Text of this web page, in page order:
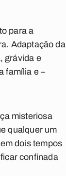
para a
Adaptação da
grávida e
família e –
misteriosa
qualquer um
dois tempos
confinada